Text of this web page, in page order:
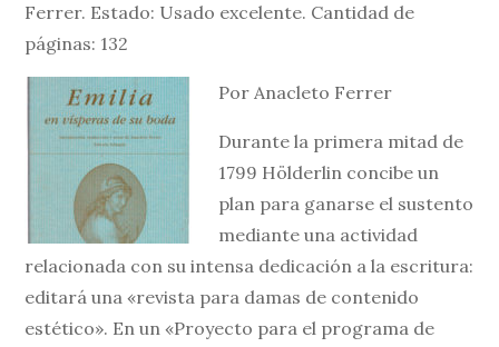
Ferrer. Estado: Usado excelente. Cantidad de
páginas: 132
Por Anacleto Ferrer
Durante la primera mitad de
1799 Hölderlin concibe un
plan para ganarse el sustento
mediante una actividad
relacionada con su intensa dedicación a la escritura:
editará una «revista para damas de contenido
estético». En un «Proyecto para el programa de